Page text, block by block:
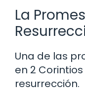
La
Una de las
en 2
resurrección.